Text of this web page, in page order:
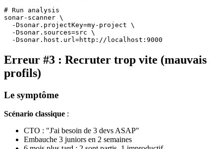
# Run analysis
sonar-scanner \
  -Dsonar.projectKey=my-project \
  -Dsonar.sources=src \
Erreur #3 : Recruter trop vite (mauvais
profils)
Le symptôme
Scénario classique :
CTO : "J'ai besoin de 3 devs ASAP"
Embauche 3 juniors en 2 semaines